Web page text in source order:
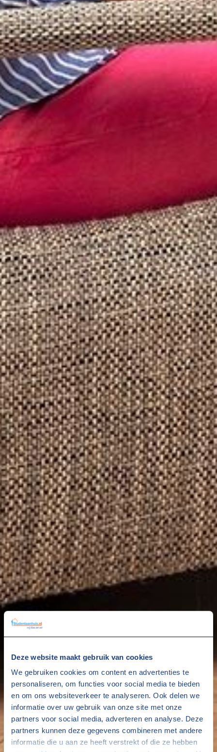
Deze website maakt gebruik van cookies
We gebruiken cookies om content en advertenties te
personaliseren, om functies voor social media te bieden
en om ons websiteverkeer te analyseren. Ook delen we
informatie over uw gebruik van onze site met onze
partners voor social media, adverteren en analyse. Deze
partners kunnen deze gegevens combineren met andere
informatie die u aan ze heeft verstrekt of die ze hebben